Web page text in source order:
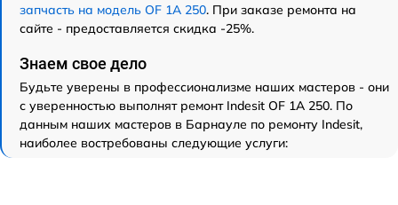
запчасть на модель OF 1A 250. При заказе ремонта на
сайте - предоставляется скидка -25%.
Знаем свое дело
Будьте уверены в профессионализме наших мастеров - они
с уверенностью выполнят ремонт Indesit OF 1A 250. По
данным наших мастеров в Барнауле по ремонту Indesit,
наиболее востребованы следующие услуги: